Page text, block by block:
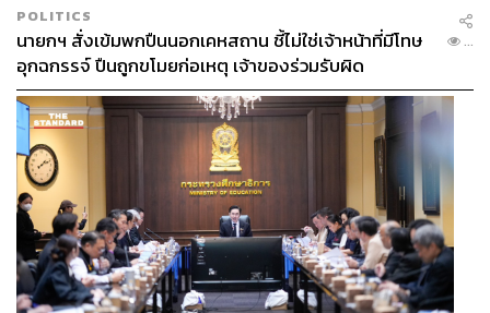
POLITICS
นายกฯ สั่งเข้มพกปืนนอกเคหสถาน ชี้ไม่ใช่เจ้าหน้าที่มีโทษ
อุกฉกรรจ์ ปืนถูกขโมยก่อเหตุ เจ้าของร่วมรับผิด
...